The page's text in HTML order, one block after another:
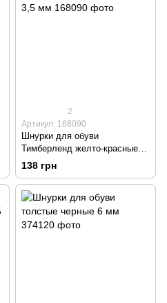
2
Артикул: 168090
Шнурки для обуви
Тимберленд желто-красные
3,5 мм
138 грн